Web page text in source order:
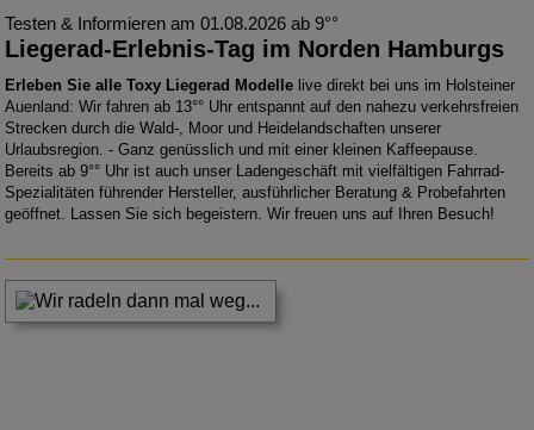
Testen & Informieren am 01.08.2026 ab 9°°
Liegerad-Erlebnis-Tag im Norden Hamburgs
Erleben Sie alle Toxy Liegerad Modelle live direkt bei uns im Holsteiner
Auenland: Wir fahren ab 13°° Uhr entspannt auf den nahezu verkehrsfreien
Strecken durch die Wald-, Moor und Heidelandschaften unserer
Urlaubsregion. - Ganz genüsslich und mit einer kleinen Kaffeepause.
Bereits ab 9°° Uhr ist auch unser Ladengeschäft mit vielfältigen Fahrrad-
Spezialitäten führender Hersteller, ausführlicher Beratung & Probefahrten
geöffnet. Lassen Sie sich begeistern. Wir freuen uns auf Ihren Besuch!